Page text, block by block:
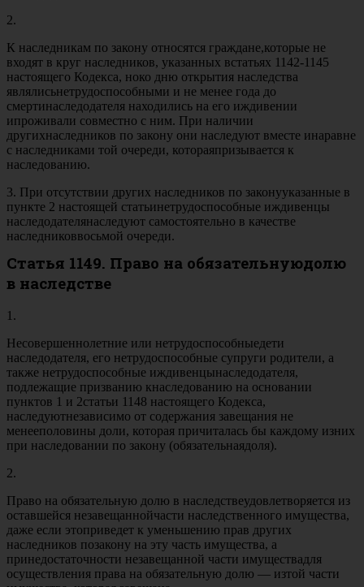
2.
К наследникам по закону относятся граждане,которые не
входят в круг наследников, указанных встатьях 1142-1145
настоящего Кодекса, ноко дню открытия наследства
являлисьнетрудоспособными и не менее года до
смертинаследодателя находились на его иждивении
ипроживали совместно с ним. При наличии
другихнаследников по закону они наследуют вместе инаравне
с наследниками той очереди, котораяпризывается к
наследованию.
3. При отсутствии других наследников по законууказанные в
пункте 2 настоящей статьинетрудоспособные иждивенцы
наследодателянаследуют самостоятельно в качестве
наследниковвосьмой очереди.
Статья 1149. Право на обязательнуюдолю
в наследстве
1.
Несовершеннолетние или нетрудоспособныедети
наследодателя, его нетрудоспособные супруги родители, а
также нетрудоспособные иждивенцынаследодателя,
подлежащие призванию кнаследованию на основании
пунктов 1 и 2статьи 1148 настоящего Кодекса,
наследуютнезависимо от содержания завещания не
менееполовины доли, которая причиталась бы каждому изних
при наследовании по закону (обязательнаядоля).
2.
Право на обязательную долю в наследствеудовлетворяется из
оставшейся незавещаннойчасти наследственного имущества,
даже если этоприведет к уменьшению прав других
наследников позакону на эту часть имущества, а
принедостаточности незавещанной части имуществадля
осуществления права на обязательную долю — изтой части